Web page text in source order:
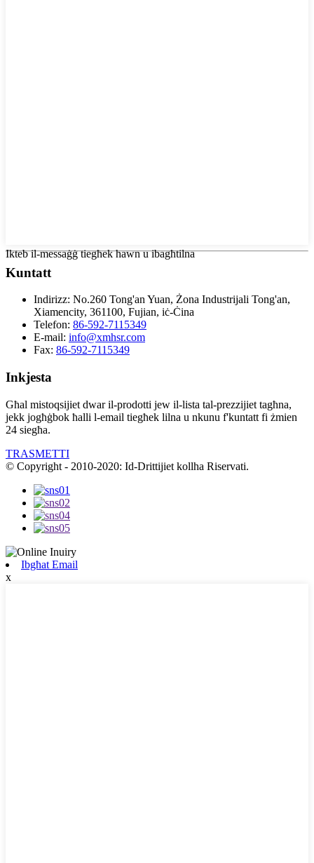
Ikteb il-messaġġ tiegħek hawn u ibagħtilna
Kuntatt
Indirizz: No.260 Tong'an Yuan, Żona Industrijali Tong'an,
Xiamencity, 361100, Fujian, iċ-Ċina
Telefon: 86-592-7115349
E-mail: info@xmhsr.com
Fax: 86-592-7115349
Inkjesta
Għal mistoqsijiet dwar il-prodotti jew il-lista tal-prezzijiet tagħna,
jekk jogħġbok ħalli l-email tiegħek lilna u nkunu f'kuntatt fi żmien
24 siegħa.
TRASMETTI
© Copyright - 2010-2020: Id-Drittijiet kollha Riservati.
Ibgħat Email
x